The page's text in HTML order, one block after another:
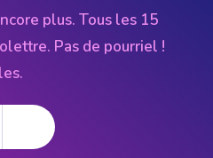
plus. Tous les 15
Pas de pourriel !